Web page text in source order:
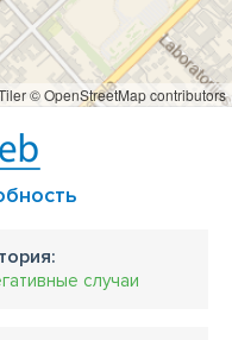
© OpenStreetMap contributors
случаи